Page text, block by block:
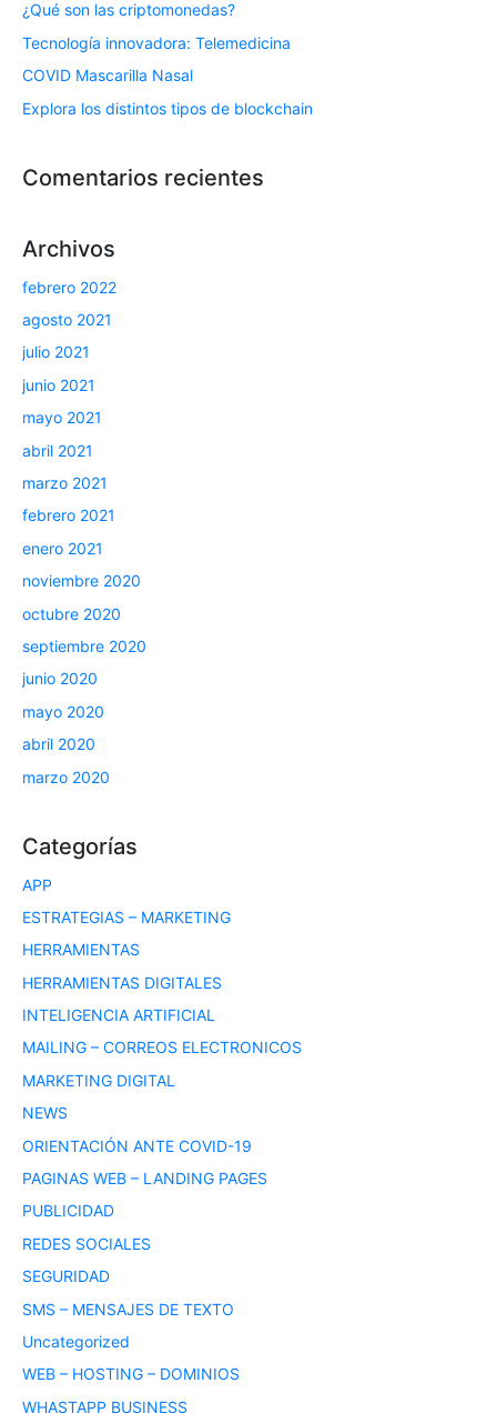
¿Qué son las criptomonedas?
Tecnología innovadora: Telemedicina
COVID Mascarilla Nasal
Explora los distintos tipos de blockchain
Comentarios recientes
Archivos
febrero 2022
agosto 2021
julio 2021
junio 2021
mayo 2021
abril 2021
marzo 2021
febrero 2021
enero 2021
noviembre 2020
octubre 2020
septiembre 2020
junio 2020
mayo 2020
abril 2020
marzo 2020
Categorías
APP
ESTRATEGIAS – MARKETING
HERRAMIENTAS
HERRAMIENTAS DIGITALES
INTELIGENCIA ARTIFICIAL
MAILING – CORREOS ELECTRONICOS
MARKETING DIGITAL
NEWS
ORIENTACIÓN ANTE COVID-19
PAGINAS WEB – LANDING PAGES
PUBLICIDAD
REDES SOCIALES
SEGURIDAD
SMS – MENSAJES DE TEXTO
Uncategorized
WEB – HOSTING – DOMINIOS
WHASTAPP BUSINESS